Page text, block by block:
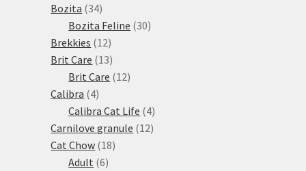
Bozita 3434
produktů
Bozita Feline 3030
Brekkies 1212
produktů
Brit Care 1313
produktů
Brit Care 1212
Calibra 44
produkty
Calibra Cat Life 44
produkty
Carnilove granule 1212
Cat Chow 1818
Adult 66